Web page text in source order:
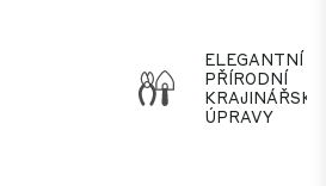
ELEGANTNÍ
PŘÍRODNÍ
ÚPRAVY